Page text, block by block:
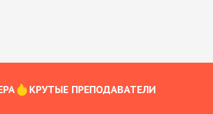
КРУТЫЕ ПРЕПОДАВАТЕЛИ